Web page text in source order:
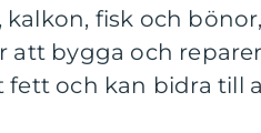
fisk och
att bygga och
fett och kan bidra till